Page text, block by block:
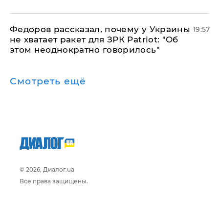
Федоров рассказал, почему у Украины
не хватает ракет для ЗРК Patriot: "Об
этом неоднократно говорилось"
19:57
Смотреть ещё
© 2026, Диалог.ua
Все права защищены.